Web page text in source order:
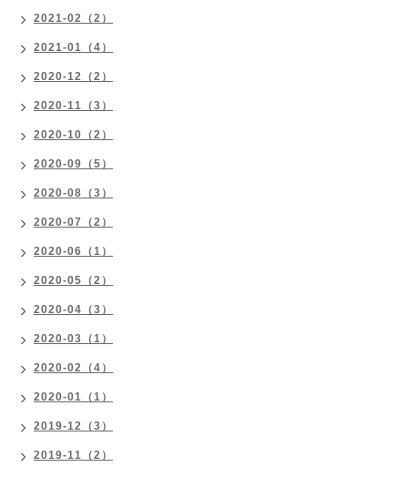
2021-02（2）
2021-01（4）
2020-12（2）
2020-11（3）
2020-10（2）
2020-09（5）
2020-08（3）
2020-07（2）
2020-06（1）
2020-05（2）
2020-04（3）
2020-03（1）
2020-02（4）
2020-01（1）
2019-12（3）
2019-11（2）